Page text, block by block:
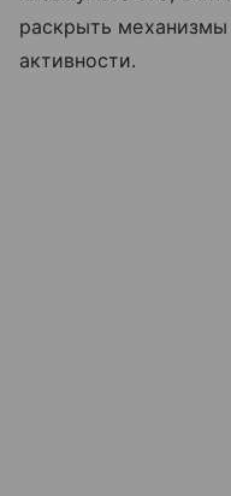
раскрыть механизмы
активности.